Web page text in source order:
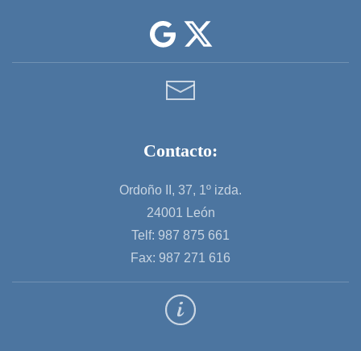
Contacto:
Ordoño II, 37, 1º izda.
24001 León
Telf: 987 875 661
Fax: 987 271 616